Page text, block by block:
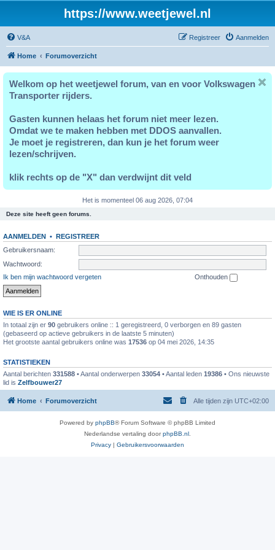
https://www.weetjewel.nl
V&A Aanmelden
Registreer
Home Forumoverzicht
Welkom op het weetjewel forum, van en voor Volkswagen
Transporter rijders.
Gasten kunnen helaas het forum niet meer lezen.
Omdat we te maken hebben met DDOS aanvallen.
Je moet je registreren, dan kun je het forum weer
lezen/schrijven.
klik rechts op de "X" dan verdwijnt dit veld
Het is momenteel 06 aug 2026, 07:04
Deze site heeft geen forums.
AANMELDEN • REGISTREER
Gebruikersnaam:
Wachtwoord:
Ik ben mijn wachtwoord vergeten
Onthouden
WIE IS ER ONLINE
In totaal zijn er 90 gebruikers online :: 1 geregistreerd, 0 verborgen en 89 gasten
(gebaseerd op actieve gebruikers in de laatste 5 minuten)
Het grootste aantal gebruikers online was 17536 op 04 mei 2026, 14:35
STATISTIEKEN
Aantal berichten 331588 • Aantal onderwerpen 33054 • Aantal leden 19386 • Ons nieuwste
lid is Zelfbouwer27
Home Forumoverzicht Alle tijden zijn UTC+02:00
Powered by phpBB® Forum Software © phpBB Limited
Nederlandse vertaling doorphpBB.nl
Privacy | Gebruikersvoorwaarden